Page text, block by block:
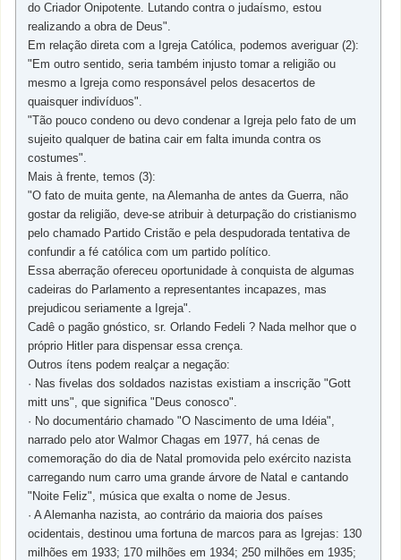
do Criador Onipotente. Lutando contra o judaísmo, estou
realizando a obra de Deus".
Em relação direta com a Igreja Católica, podemos averiguar (2):
"Em outro sentido, seria também injusto tomar a religião ou
mesmo a Igreja como responsável pelos desacertos de
quaisquer indivíduos".
"Tão pouco condeno ou devo condenar a Igreja pelo fato de um
sujeito qualquer de batina cair em falta imunda contra os
costumes".
Mais à frente, temos (3):
"O fato de muita gente, na Alemanha de antes da Guerra, não
gostar da religião, deve-se atribuir à deturpação do cristianismo
pelo chamado Partido Cristão e pela despudorada tentativa de
confundir a fé católica com um partido político.
Essa aberração ofereceu oportunidade à conquista de algumas
cadeiras do Parlamento a representantes incapazes, mas
prejudicou seriamente a Igreja".
Cadê o pagão gnóstico, sr. Orlando Fedeli ? Nada melhor que o
próprio Hitler para dispensar essa crença.
Outros ítens podem realçar a negação:
· Nas fivelas dos soldados nazistas existiam a inscrição "Gott
mitt uns", que significa "Deus conosco".
· No documentário chamado "O Nascimento de uma Idéia",
narrado pelo ator Walmor Chagas em 1977, há cenas de
comemoração do dia de Natal promovida pelo exército nazista
carregando num carro uma grande árvore de Natal e cantando
"Noite Feliz", música que exalta o nome de Jesus.
· A Alemanha nazista, ao contrário da maioria dos países
ocidentais, destinou uma fortuna de marcos para as Igrejas: 130
milhões em 1933; 170 milhões em 1934; 250 milhões em 1935;